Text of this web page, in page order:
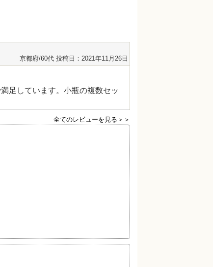
京都府/60代 投稿日：2021年11月26日
足しています。小瓶の複数セッ
全てのレビューを見る＞＞